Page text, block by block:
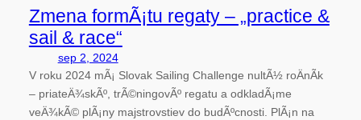
Zmena formÃ¡tu regaty – „practice &
sail & race“
sep 2, 2024
V roku 2024 mÃ¡ Slovak Sailing Challenge nultÃ½ roÄnÃ­k
– priateÄ¾skÃº, trÃ©ningovÃº regatu a odkladÃ¡me
veÄ¾kÃ© plÃ¡ny majstrovstiev do budÃºcnosti. PlÃ¡n na